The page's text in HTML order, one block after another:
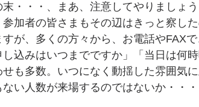
末・・・、まあ、注意してやりましょ
加者の皆さまもその辺はきっと察し
すが、多くの方々から、お電話やFAX
し込みはいつまでですか」「当日は何
せも多数。いつになく動揺した雰囲気
ない人数が来場するのではないか・・